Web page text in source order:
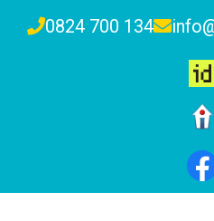
0824 700 134